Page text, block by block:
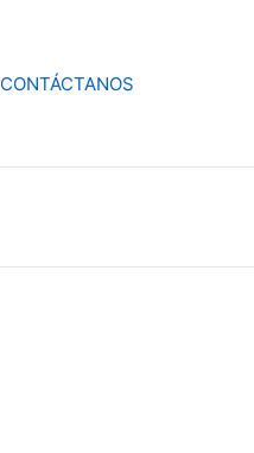
CONTÁCTANOS